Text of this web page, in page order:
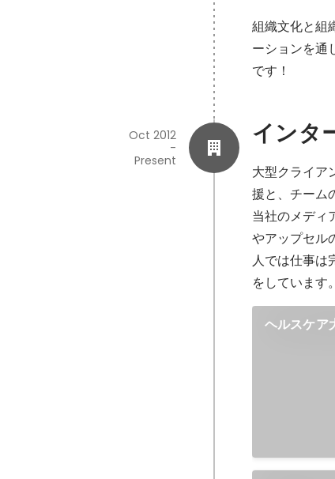
組織文化と組
ーションを通
です！
インタ
Oct 2012
-
Present
大型クライア
援と、チーム
当社のメディ
やアップセル
人では仕事は
をしています。
ヘルスケア